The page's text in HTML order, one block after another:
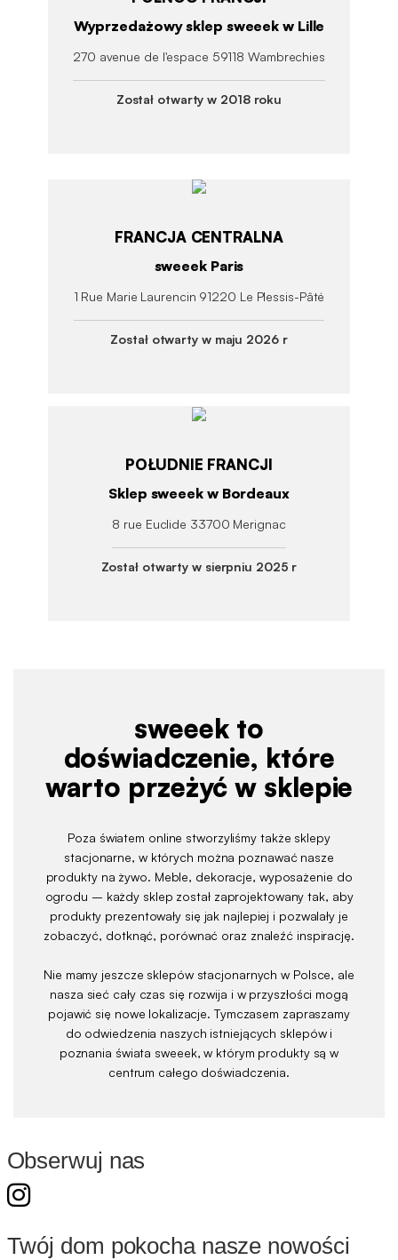
Wyprzedażowy sklep sweeek w Lille
270 avenue de l'espace 59118 Wambrechies
Został otwarty w 2018 roku
FRANCJA CENTRALNA
sweeek Paris
1 Rue Marie Laurencin 91220 Le Plessis-Pâté
Został otwarty w maju 2026 r
POŁUDNIE FRANCJI
Sklep sweeek w Bordeaux
8 rue Euclide 33700 Merignac
Został otwarty w sierpniu 2025 r
sweeek to
doświadczenie, które
warto przeżyć w sklepie
Poza światem online stworzyliśmy także sklepy
stacjonarne, w których można poznawać nasze
produkty na żywo. Meble, dekoracje, wyposażenie do
ogrodu – każdy sklep został zaprojektowany tak, aby
produkty prezentowały się jak najlepiej i pozwalały je
zobaczyć, dotknąć, porównać oraz znaleźć inspirację.
Nie mamy jeszcze sklepów stacjonarnych w Polsce, ale
nasza sieć cały czas się rozwija i w przyszłości mogą
pojawić się nowe lokalizacje. Tymczasem zapraszamy
do odwiedzenia naszych istniejących sklepów i
poznania świata sweeek, w którym produkty są w
centrum całego doświadczenia.
Obserwuj nas
Twój dom pokocha nasze nowości